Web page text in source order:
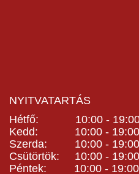
NYITVATARTÁS
Hétfő: 10:00 -
Kedd: 10:00 - 19:00
Szerda: 10:00 - 19:00
Csütörtök: 10:00 - 19:00
Péntek: 10:00 - 19:00